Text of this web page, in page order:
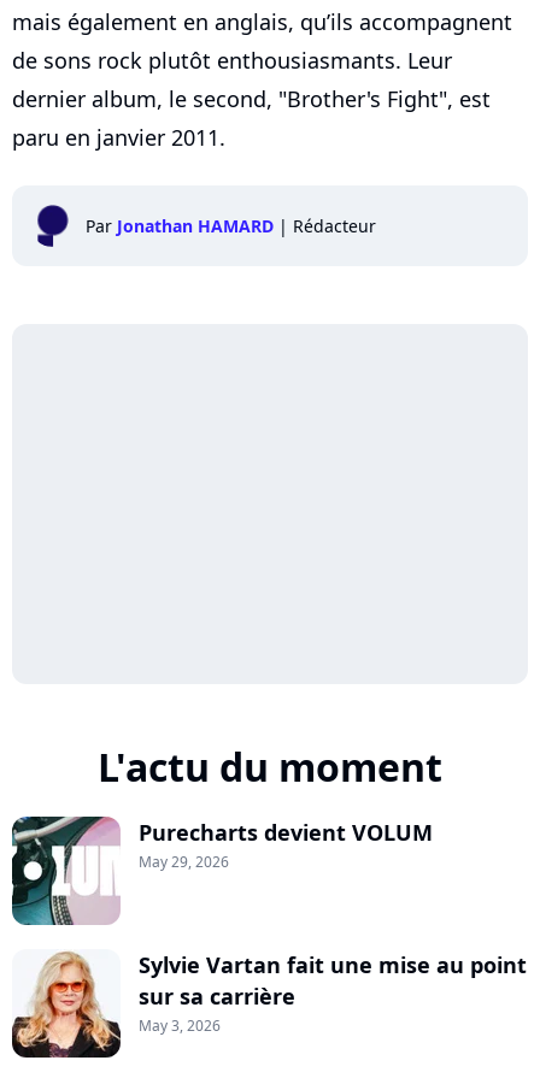
mais également en anglais, qu’ils accompagnent
de sons rock plutôt enthousiasmants. Leur
dernier album, le second, "Brother's Fight", est
paru en janvier 2011.
Par Jonathan HAMARD | Rédacteur
L'actu du moment
Purecharts devient VOLUM
May 29, 2026
Sylvie Vartan fait une mise au point
sur sa carrière
May 3, 2026